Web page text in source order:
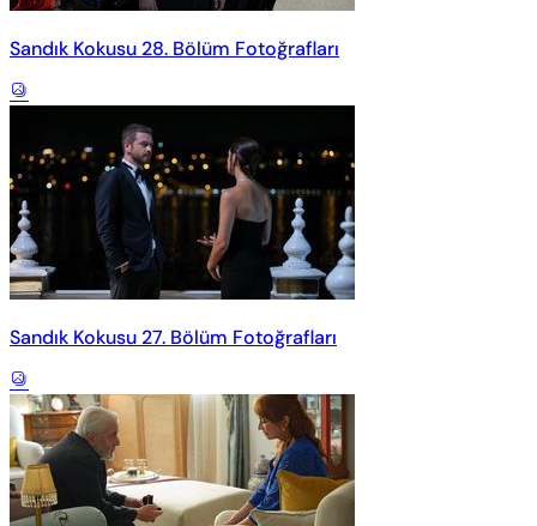
Sandık Kokusu 28. Bölüm Fotoğrafları
Sandık Kokusu 27. Bölüm Fotoğrafları